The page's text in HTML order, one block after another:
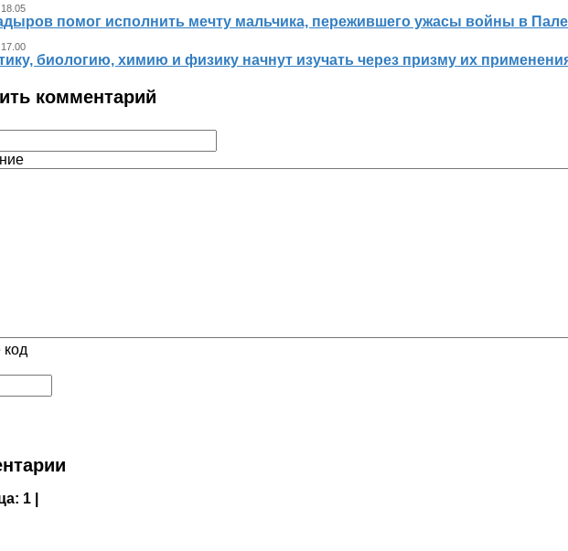
помог исполнить мечту мальчика, пережившего ужасы войны в
биологию, химию и физику начнут изучать через призму их
комментарий
код
1 |